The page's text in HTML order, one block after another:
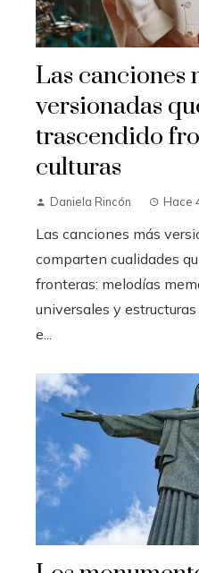
Las canciones
versionadas
trascendido
culturas
Daniela Rincón Hace
Las canciones más
comparten cualidades
fronteras: melodías
universales y
e...